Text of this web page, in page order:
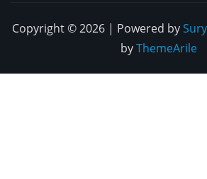
Copyright © 2026 | Powered by
byThemeArile